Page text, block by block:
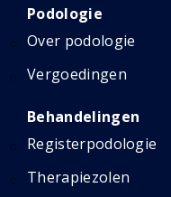
Podologie
Over podologie
Vergoedingen
Behandelingen
Registerpodologie
Therapiezolen